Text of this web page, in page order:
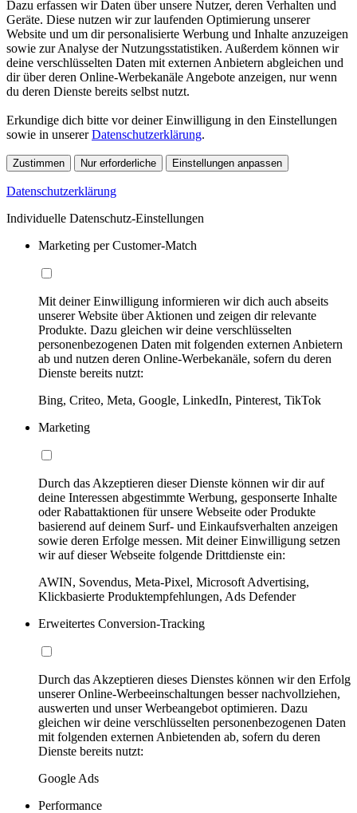
Dazu erfassen wir Daten über unsere Nutzer, deren Verhalten und
Geräte. Diese nutzen wir zur laufenden Optimierung unserer
Website und um dir personalisierte Werbung und Inhalte anzuzeigen
sowie zur Analyse der Nutzungsstatistiken. Außerdem können wir
deine verschlüsselten Daten mit externen Anbietern abgleichen und
dir über deren Online-Werbekanäle Angebote anzeigen, nur wenn
du deren Dienste bereits selbst nutzt.
Erkundige dich bitte vor deiner Einwilligung in den Einstellungen
sowie in unsererDatenschutzerklärung.
Zustimmen Nur erforderliche Einstellungen anpassen
Datenschutzerklärung
Individuelle Datenschutz-Einstellungen
Marketing per Customer-Match
Mit deiner Einwilligung informieren wir dich auch abseits
unserer Website über Aktionen und zeigen dir relevante
Produkte. Dazu gleichen wir deine verschlüsselten
personenbezogenen Daten mit folgenden externen Anbietern
ab und nutzen deren Online-Werbekanäle, sofern du deren
Dienste bereits nutzt:
Bing, Criteo, Meta, Google, LinkedIn, Pinterest, TikTok
Marketing
Durch das Akzeptieren dieser Dienste können wir dir auf
deine Interessen abgestimmte Werbung, gesponserte Inhalte
oder Rabattaktionen für unsere Webseite oder Produkte
basierend auf deinem Surf- und Einkaufsverhalten anzeigen
sowie deren Erfolge messen. Mit deiner Einwilligung setzen
wir auf dieser Webseite folgende Drittdienste ein:
AWIN, Sovendus, Meta-Pixel, Microsoft Advertising,
Klickbasierte Produktempfehlungen, Ads Defender
Erweitertes Conversion-Tracking
Durch das Akzeptieren dieses Dienstes können wir den Erfolg
unserer Online-Werbeeinschaltungen besser nachvollziehen,
auswerten und unser Werbeangebot optimieren. Dazu
gleichen wir deine verschlüsselten personenbezogenen Daten
mit folgenden externen Anbietenden ab, sofern du deren
Dienste bereits nutzt:
Google Ads
Performance